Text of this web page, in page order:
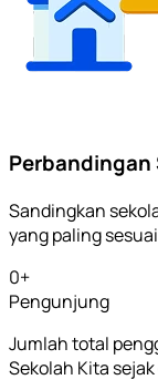
Perbandingan
Sandingkan
yang paling
0+
Pengunjung
Jumlah total
Sekolah Kita